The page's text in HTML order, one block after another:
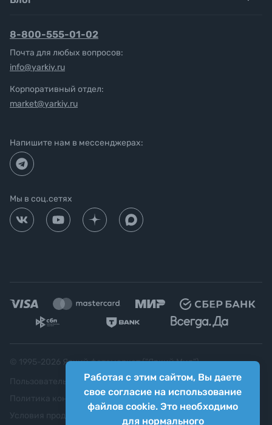
Работая с этим сайтом, Вы даете
свое согласие на использование
файлов cookie. Это необходимо
для нормального
8-800-555-01-02
Почта для любых вопросов:
info@yarkiy.ru
Корпоративный отдел:
market@yarkiy.ru
Напишите нам в мессенджерах:
Мы в соц.сетях
Яркий фотомаркет ("Яркий Мир")
Пользовательское соглашение
Политика конфиденциальности